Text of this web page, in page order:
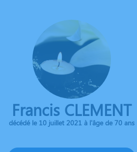
Francis CLEMENT
décédé le 10 juillet 2021 à l'âge de 70 ans